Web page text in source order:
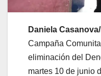
Daniela
Campaña
eliminación del
martes 10 de junio